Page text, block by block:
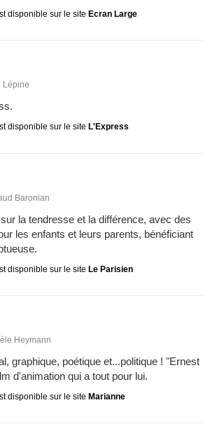
disponible sur le site Ecran Large
Lépine
disponible sur le site L'Express
Baronian
la tendresse et la différence, avec des
les enfants et leurs parents, bénéficiant
disponible sur le site Le Parisien
Heymann
graphique, poétique et...politique ! "Ernest
d'animation qui a tout pour lui.
disponible sur le site Marianne